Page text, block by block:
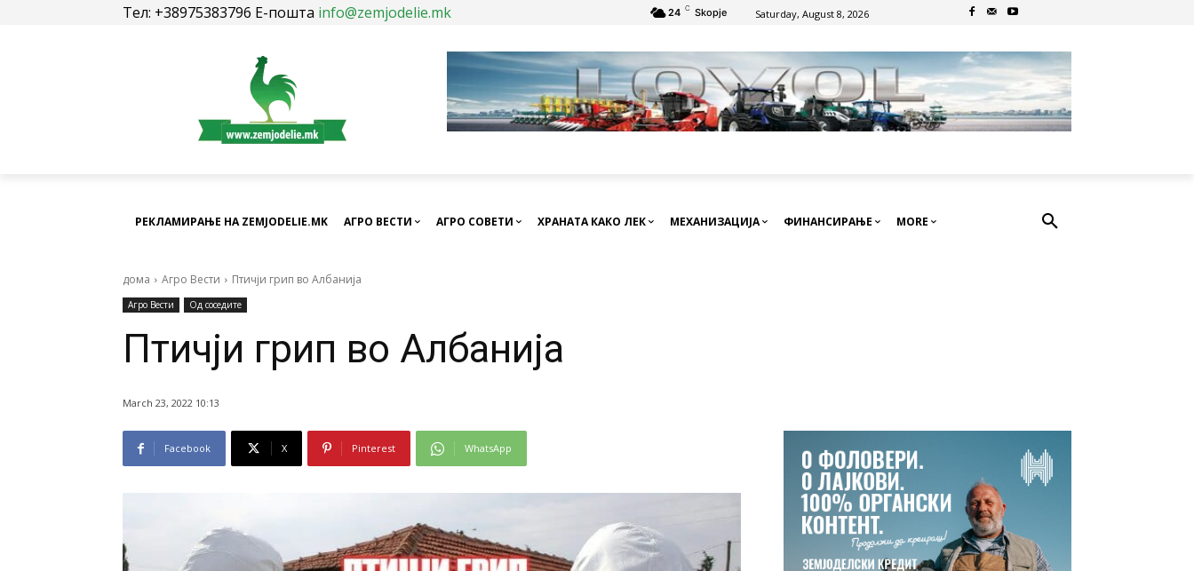
Тел: +38975383796 Е-пошта info@zemjodelie.mk 24 C Skopje Saturday, August 8, 2026
РЕКЛАМИРАЊЕ НА ZEMJODELIE.MK АГРО ВЕСТИ АГРО СОВЕТИ ХРАНАТА КАКО ЛЕК МЕХАНИЗАЦИЈА ФИНАНСИРАЊЕ MORE
дома Агро Вести Птичји грип во Албанија
Агро Вести Од соседите
Птичји грип во Албанија
March 23, 2022 10:13
Facebook X Pinterest WhatsApp